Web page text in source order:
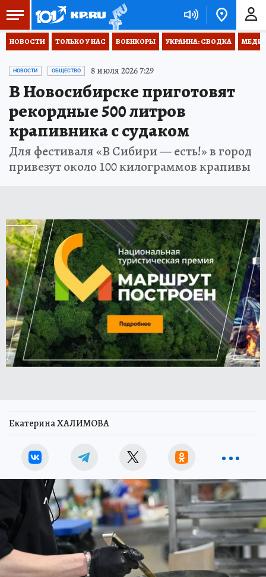
НОВОСТИ ТОЛЬКО У НАС ВОЕНКОРЫ УКРАИНА: СВОДКА
НОВОСТИ ОБЩЕСТВО 8 июля 2026 7:29
В Новосибирске приготовят
рекордные 500 литров
крапивника с судаком
Для фестиваля «В Сибири — есть!» в город
привезут около 100 килограммов крапивы
Екатерина ХАЛИМОВА